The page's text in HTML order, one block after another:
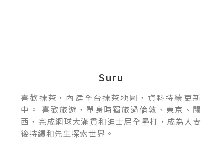
Suru
喜歡抹茶，內建全台抹茶地圖，資料持續更新
中。 喜歡旅遊，單身時獨旅過倫敦、東京、關
西，完成網球大滿貫和迪士尼全壘打，成為人妻
後持續和先生探索世界。